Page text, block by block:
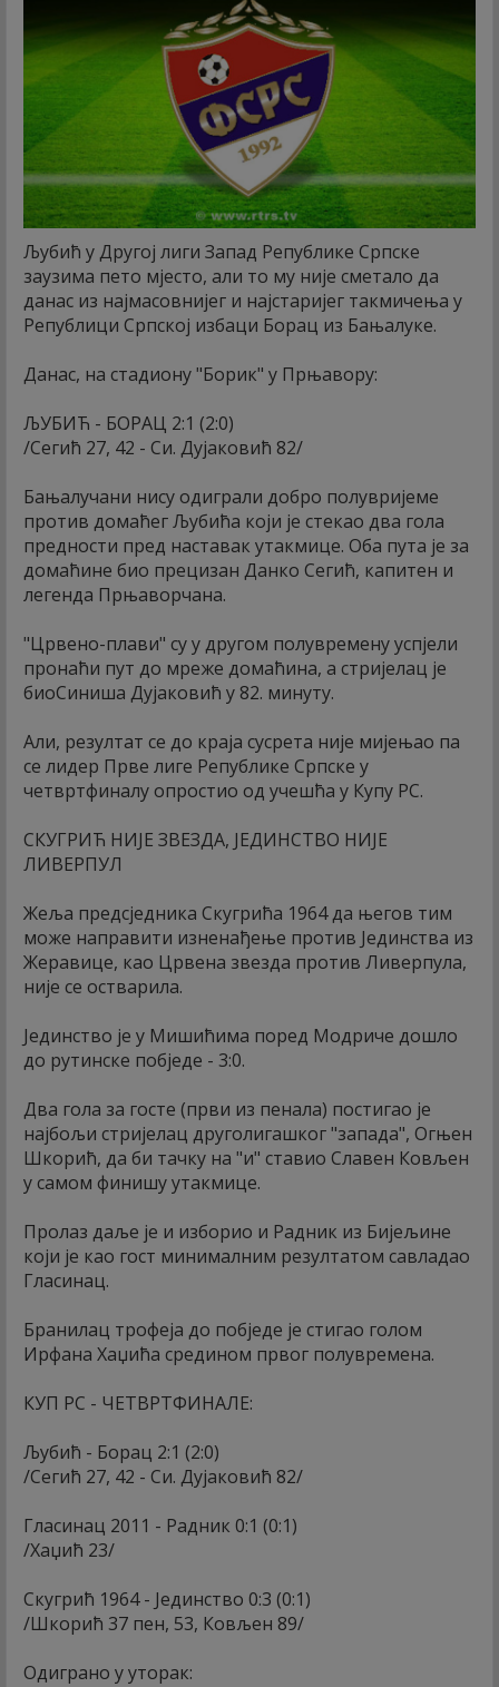
Љубић у Другој лиги Запад Републике Српске
заузима пето мјесто, али то му није сметало да
данас из најмасовнијег и најстаријег такмичења у
Републици Српској избаци Борац из Бањалуке.
Данас, на стадиону "Борик" у Прњавору:
ЉУБИЋ - БОРАЦ 2:1 (2:0)
/Сегић 27, 42 - Си. Дујаковић 82/
Бањалучани нису одиграли добро полувријеме
против домаћег Љубића који је стекао два гола
предности пред наставак утакмице. Оба пута је за
домаћине био прецизан Данко Сегић, капитен и
легенда Прњаворчана.
"Црвено-плави" су у другом полувремену успјели
пронаћи пут до мреже домаћина, а стријелац је
биоСиниша Дујаковић у 82. минуту.
Али, резултат се до краја сусрета није мијењао па
се лидер Прве лиге Републике Српске у
четвртфиналу опростио од учешћа у Купу РС.
СКУГРИЋ НИЈЕ ЗВЕЗДА, ЈЕДИНСТВО НИЈЕ
ЛИВЕРПУЛ
Жеља предсједника Скугрића 1964 да његов тим
може направити изненађење против Јединства из
Жеравице, као Црвена звезда против Ливерпула,
није се остварила.
Јединство је у Мишићима поред Модриче дошло
до рутинске побједе - 3:0.
Два гола за госте (први из пенала) постигао је
најбољи стријелац друголигашког "запада", Огњен
Шкорић, да би тачку на "и" ставио Славен Ковљен
у самом финишу утакмице.
Пролаз даље је и изборио и Радник из Бијељине
који је као гост минималним резултатом савладао
Гласинац.
Бранилац трофеја до побједе је стигао голом
Ирфана Хаџића средином првог полувремена.
КУП РС - ЧЕТВРТФИНАЛЕ:
Љубић - Борац 2:1 (2:0)
/Сегић 27, 42 - Си. Дујаковић 82/
Гласинац 2011 - Радник 0:1 (0:1)
/Хаџић 23/
Скугрић 1964 - Јединство 0:3 (0:1)
/Шкорић 37 пен, 53, Ковљен 89/
Одиграно у уторак: